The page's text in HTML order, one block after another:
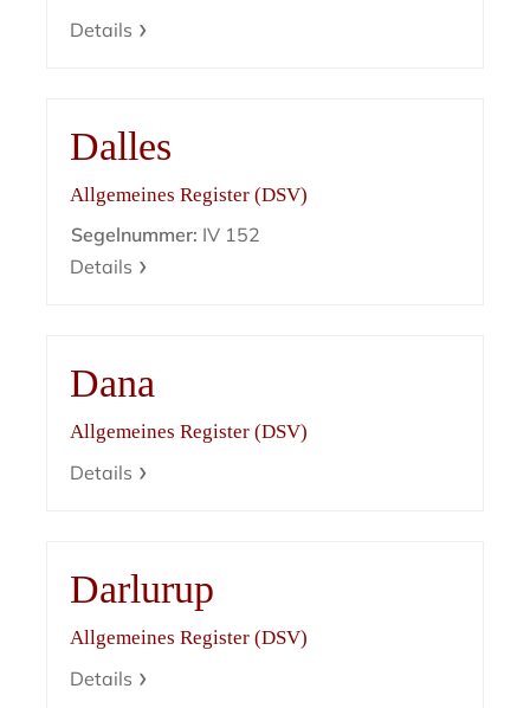
Details
Dalles
Allgemeines Register (DSV)
Segelnummer: IV 152
Details
Dana
Allgemeines Register (DSV)
Details
Darlurup
Allgemeines Register (DSV)
Details